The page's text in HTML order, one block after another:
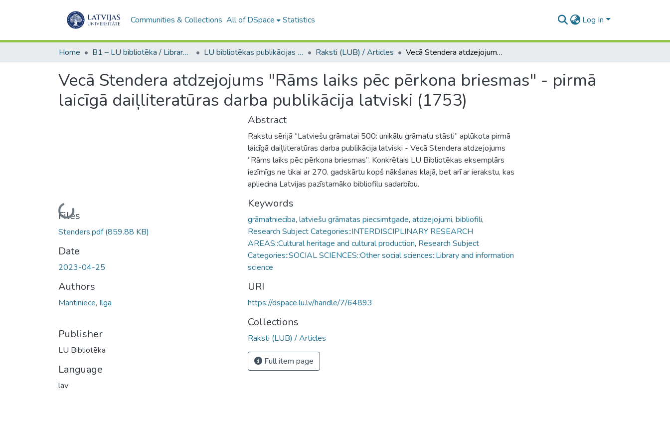
Communities & Collections All of DSpace Statistics Log In
Home B1 – LU bibliotēka / Library of the UL LU bibliotēkas publikācijas / Publications of the University Library Raksti (LUB) / Articles Vecā Stendera atdzejojums "Rāms laiks pēc pērkona briesmas" - pirmā laicīgā daiļliteratūras darba publikācija latviski (1753)
Vecā Stendera atdzejojums "Rāms laiks pēc pērkona briesmas" - pirmā
laicīgā daiļliteratūras darba publikācija latviski (1753)
Loading...
Files
Stenders.pdf(859.88 KB)
Date
2023-04-25
Authors
Mantiniece, Ilga
Publisher
LU Bibliotēka
Language
lav
Abstract
Rakstu sērijā “Latviešu grāmatai 500: unikālu grāmatu stāsti” aplūkota pirmā
laicīgā daiļliteratūras darba publikācija latviski - Vecā Stendera atdzejojums
“Rāms laiks pēc pērkona briesmas”. Konkrētais LU Bibliotēkas eksemplārs
iezīmīgs ne tikai ar 270. gadskārtu kopš nākšanas klajā, bet arī ar ierakstu, kas
apliecina Latvijas pazīstamāko bibliofilu sadarbību.
Keywords
grāmatniecība, latviešu grāmatas piecsimtgade, atdzejojumi, bibliofili,
Research Subject Categories::INTERDISCIPLINARY RESEARCH
AREAS::Cultural heritage and cultural production, Research Subject
Categories::SOCIAL SCIENCES::Other social sciences::Library and information
science
URI
https://dspace.lu.lv/handle/7/64893
Collections
Raksti (LUB) / Articles
Full item page